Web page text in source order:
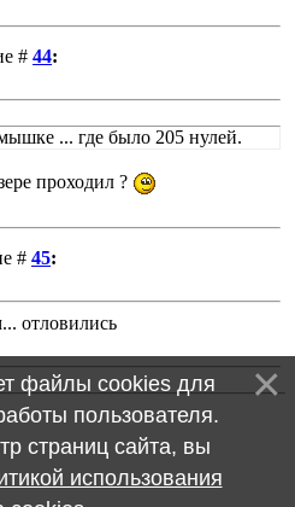
# 44:
... где было 205 нулей.
проходил ?
# 45:
отловились
файлы cookies для
пользователя.
страниц сайта, вы
использования